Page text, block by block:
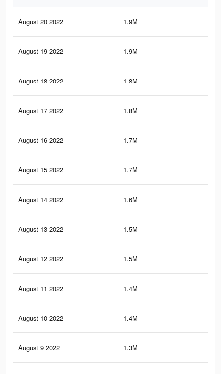
August 20 2022 1.9M
August 19 2022 1.9M
August 18 2022 1.8M
August 17 2022 1.8M
August 16 2022 1.7M
August 15 2022 1.7M
August 14 2022 1.6M
August 13 2022 1.5M
August 12 2022 1.5M
August 11 2022 1.4M
August 10 2022 1.4M
August 9 2022 1.3M